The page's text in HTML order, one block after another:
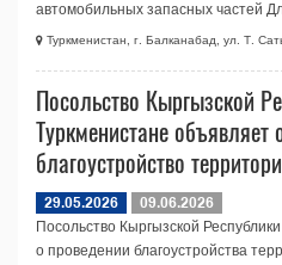
автомобильных запасных частей
Туркменистан, г. Балканабад, ул. Т.
Посольство Кыргызской
Туркменистане
благоустройство
29.05.2026
09.06.2026
Посольство Кыргызской
о проведении благоустройства